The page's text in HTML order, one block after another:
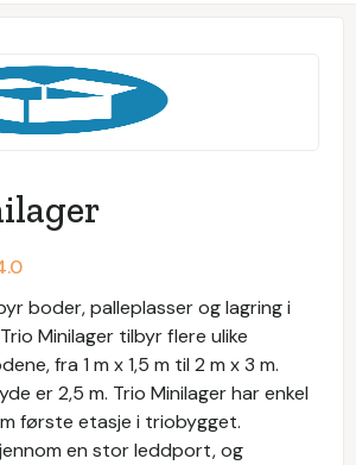
boder, palleplasser og lagring i
Minilager tilbyr flere ulike
fra 1 m x 1,5 m til 2 m x 3 m.
er 2,5 m. Trio Minilager har enkel
første etasje i triobygget.
en stor leddport, og